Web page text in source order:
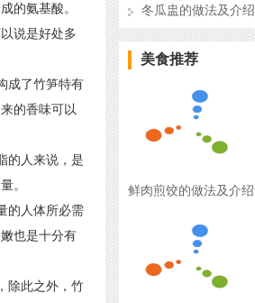
的氨基酸。
说是好处多
成了竹笋特有
的香味可以
的人来说，是
。
的人体所必需
也是十分有
除此之外，竹
冬瓜盅的做法及介绍
美食推荐
鲜肉煎饺的做法及介绍